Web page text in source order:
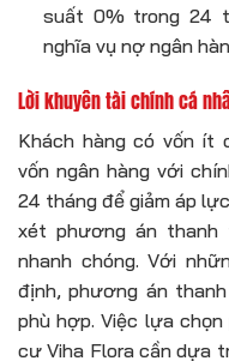
suất 0% trong 24
nghĩa vụ nợ ngân
Lời khuyên tài chính cá
Khách hàng có vốn ít
vốn ngân hàng với
24 tháng để giảm áp
xét phương án
nhanh chóng. Với
định, phương án
phù hợp. Việc lựa
cư Viha Flora cần dựa